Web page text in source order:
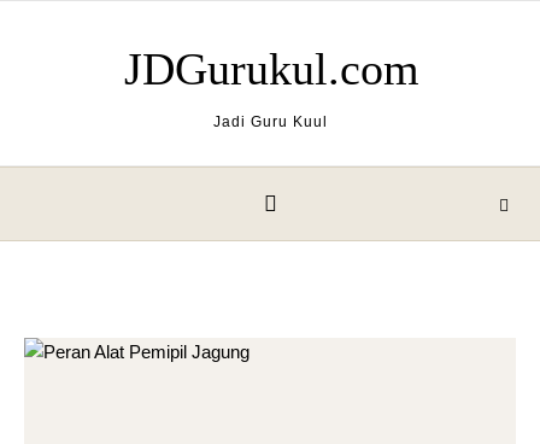
JDGurukul.com
Jadi Guru Kuul